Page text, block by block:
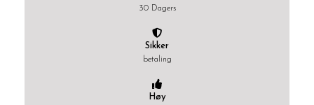
30 Dagers
Sikker
betaling
Høy